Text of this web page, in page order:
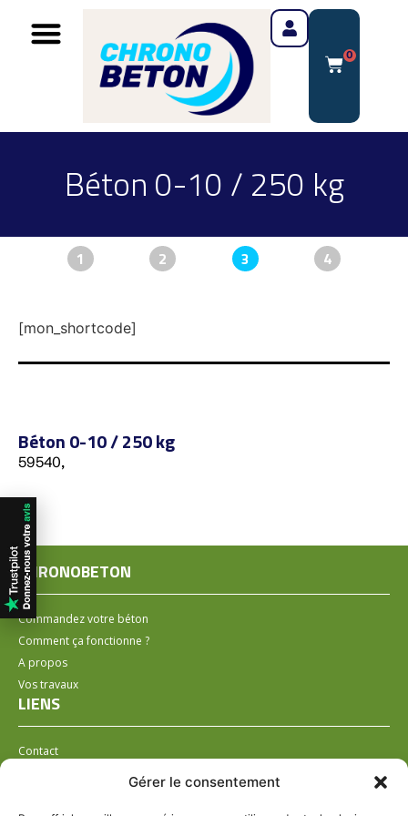
Gérer le consentement
0
Béton 0-10 / 250 kg
1 2 3 4
[mon_shortcode]
Béton 0-10 / 250 kg
59540,
CHRONOBETON
Commandez votre béton
Comment ça fonctionne ?
A propos
Vos travaux
LIENS
Contact